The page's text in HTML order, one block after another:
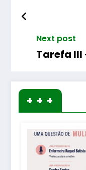
Next post
Tarefa
+ + +